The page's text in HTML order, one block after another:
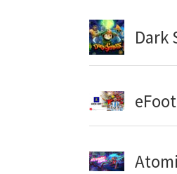
Dark